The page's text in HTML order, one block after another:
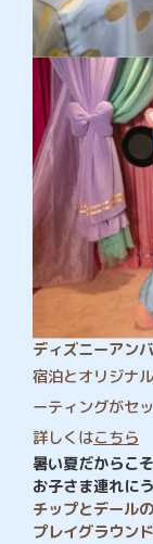
ディズニーアン
宿泊とオリジナ
ーティングがセ
詳しくはこちら
暑い夏だからこそ
お子さま連れに
チップとデールの
プレイグラウンド